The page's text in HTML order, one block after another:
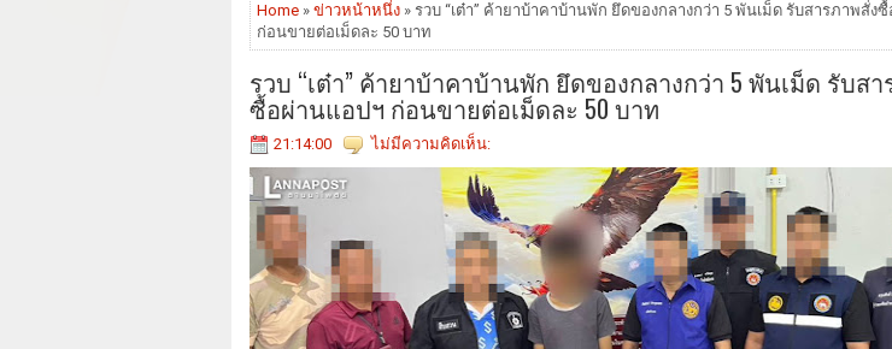
Home » ข่าวหน้าหนึ่ง » รวบ “เต๋า” ค้ายาบ้าคาบ้านพัก ยึดของกลางกว่า 5 พันเม็ด รับสารภาพสั่ง
ก่อนขายต่อเม็ดละ 50 บาท
รวบ “เต๋า” ค้ายาบ้าคาบ้านพัก ยึดของกลางกว่า 5 พันเม็ด รับส
ซื้อผ่านแอปฯ ก่อนขายต่อเม็ดละ 50 บาท
21:14:00 ไม่มีความคิดเห็น: